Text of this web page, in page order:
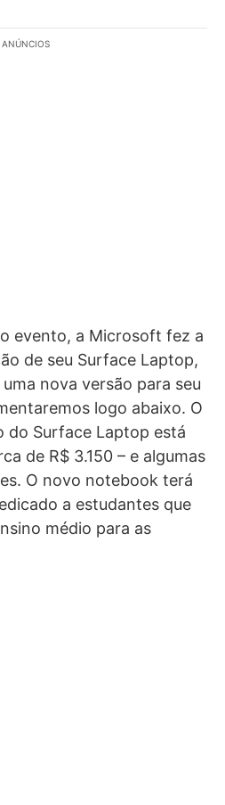
ANÚNCIOS
evento, a Microsoft fez a
de seu Surface Laptop,
nova versão para seu
logo abaixo. O
do Surface Laptop está
de R$ 3.150 – e algumas
O novo notebook terá
a estudantes que
médio para as